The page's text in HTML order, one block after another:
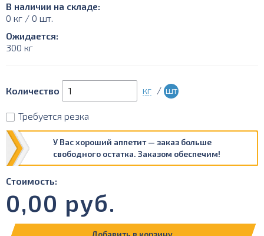
В наличии на складе:
0 кг / 0 шт.
Ожидается:
300 кг
Количество кг / шт
Требуется резка
У Вас хороший аппетит — заказ больше
свободного остатка. Заказом обеспечим!
Стоимость:
0,00 руб.
Добавить в корзину